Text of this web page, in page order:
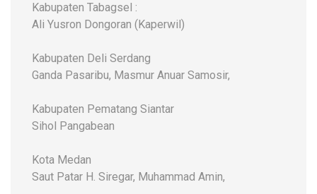
Kabupaten Tabagsel :
Ali Yusron Dongoran (Kaperwil)
Kabupaten Deli Serdang
Ganda Pasaribu, Masmur Anuar Samosir,
Kabupaten Pematang Siantar
Sihol Pangabean
Kota Medan
Saut Patar H. Siregar, Muhammad Amin,